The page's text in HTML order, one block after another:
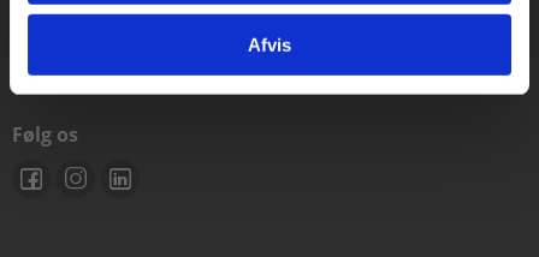
Afvis
Følg os